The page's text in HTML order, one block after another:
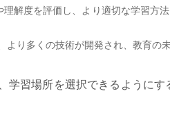
解度を評価し、より適切な学習
り多くの技術が開発され、教育の
学習場所を選択できるように